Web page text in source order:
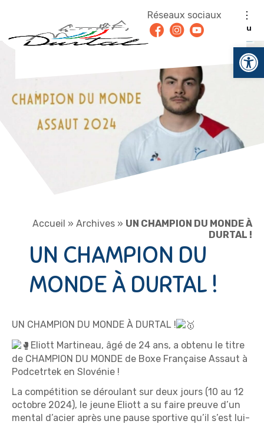
Menu
Réseaux sociaux
FacebookInstagram
Youtube
Accueil » Archives » UN CHAMPION DU MONDE À
DURTAL !
UN CHAMPION DU
MONDE À DURTAL !
UN CHAMPION DU MONDE À DURTAL !
Eliott Martineau, âgé de 24 ans, a obtenu le titre
de CHAMPION DU MONDE de Boxe Française Assaut à
Podcetrtek en Slovénie !
La compétition se déroulant sur deux jours (10 au 12
octobre 2024), le jeune Eliott a su faire preuve d’un
mental d’acier après une pause sportive qu’il s’est lui-